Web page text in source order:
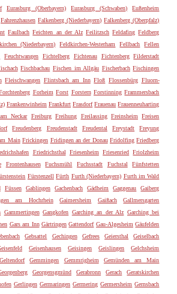
Eurasburg (Oberbayern) Eurasburg (Schwaben)
Eußenheim
Fahrenzhausen Falkenberg (Niederbayern) Falkenberg (Oberpfalz)
Faulbach Feichten an der Alz Feilitzsch Feldafing Feldberg
(Niederbayern) Feldkirchen-Westerham Fellbach
Fellen
Feuchtwangen Fichtelberg Fichtenau Fichtenberg
Filderstadt
Fischbachau Fischen im Allgäu Fischerbach Fischingen
Fleischwangen Flintsbach am Inn Floß Flossenbürg Fluorn-
Forheim Forst Forstern Forstinning Frammersbach
Frankenwinheim Frankfurt Frasdorf Frauenau Frauenneuharting
Neckar Freiburg Freihung Freilassing Freinsheim
Freisen
Freudenberg Freudenstadt Freudental Freystadt
Freyung
Main Frickingen Fridingen an der Donau Fridolfing Friedberg
Friedrichsthal Friesenheim Friesenried Friolzheim
Frontenhausen Fuchsmühl Fuchsstadt Fuchstal
Fünfstetten
Fürstenzell Fürth Furth (Niederbayern) Furth im Wald
Füssen Gablingen Gachenbach Gädheim Gaggenau
Gaiberg
am Hochrhein Gaimersheim Gaißach
Gallmersgarten
Gammertingen Gangkofen Garching an der Alz Garching bei
Gars am Inn Gärtringen Gattendorf Gau-Algesheim Gäufelden
Gebsattel Gechingen Gefrees Geiersthal
Geiselbach
Geisenhausen Geisingen Geislingen
Gelchsheim
Geltendorf Gemmingen Gemmrigheim
Gemünden am Main
Georgensgmünd Gerabronn Gerach
Geratskirchen
Gerlingen Germaringen Germering Germersheim Gernsbach